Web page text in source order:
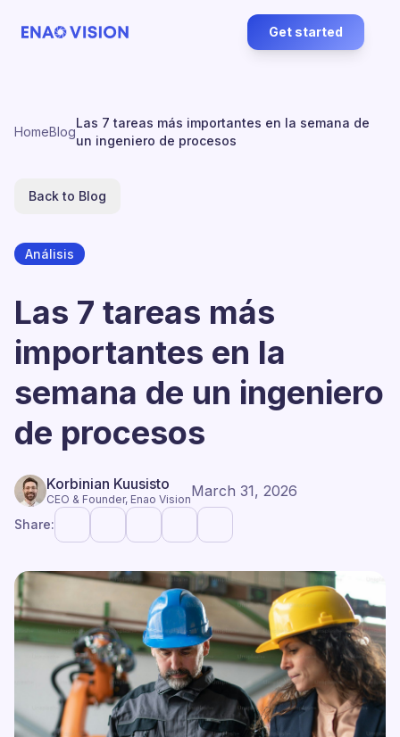
Get started
HomeBlog
Las 7 tareas más importantes en la semana de
un ingeniero de procesos
Back to Blog
Análisis
Las 7 tareas más
importantes en la
semana de un ingeniero
de procesos
Korbinian Kuusisto
CEO & Founder, Enao VisionMarch 31, 2026
Share: